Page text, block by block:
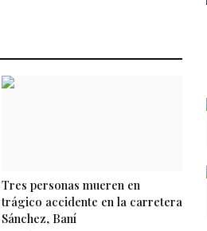
Tres personas mueren en
trágico accidente en la carretera
Sánchez, Baní